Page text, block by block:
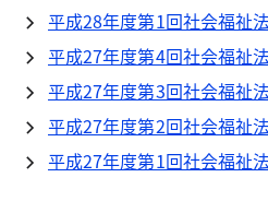
平成28年度第1回社会福祉
平成27年度第4回社会福祉
平成27年度第3回社会福祉
平成27年度第2回社会福祉
平成27年度第1回社会福祉